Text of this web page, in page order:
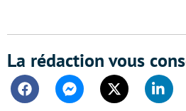
La rédaction vous
FacebookMessengerTwitter